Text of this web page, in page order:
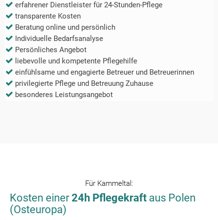
erfahrener Dienstleister für 24-Stunden-Pflege
transparente Kosten
Beratung online und persönlich
Individuelle Bedarfsanalyse
Persönliches Angebot
liebevolle und kompetente Pflegehilfe
einfühlsame und engagierte Betreuer und Betreuerinnen
privilegierte Pflege und Betreuung Zuhause
besonderes Leistungsangebot
Für Kammeltal :
Kosten einer24h Pflegekraft aus Polen
(Osteuropa)